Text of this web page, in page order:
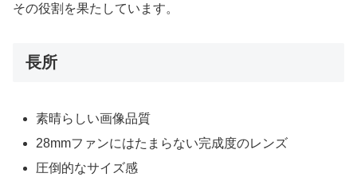
その役割を果たしています。
長所
素晴らしい画像品質
28mmファンにはたまらない完成度のレンズ
圧倒的なサイズ感